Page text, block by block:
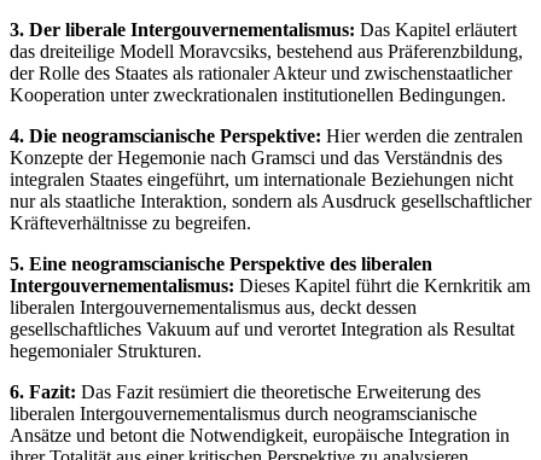
3. Der liberale Intergouvernementalismus: Das Kapitel erläutert
das dreiteilige Modell Moravcsiks, bestehend aus Präferenzbildung,
der Rolle des Staates als rationaler Akteur und zwischenstaatlicher
Kooperation unter zweckrationalen institutionellen Bedingungen.
4. Die neogramscianische Perspektive: Hier werden die zentralen
Konzepte der Hegemonie nach Gramsci und das Verständnis des
integralen Staates eingeführt, um internationale Beziehungen nicht
nur als staatliche Interaktion, sondern als Ausdruck gesellschaftlicher
Kräfteverhältnisse zu begreifen.
5. Eine neogramscianische Perspektive des liberalen
Intergouvernementalismus: Dieses Kapitel führt die Kernkritik am
liberalen Intergouvernementalismus aus, deckt dessen
gesellschaftliches Vakuum auf und verortet Integration als Resultat
hegemonialer Strukturen.
6. Fazit: Das Fazit resümiert die theoretische Erweiterung des
liberalen Intergouvernementalismus durch neogramscianische
Ansätze und betont die Notwendigkeit, europäische Integration in